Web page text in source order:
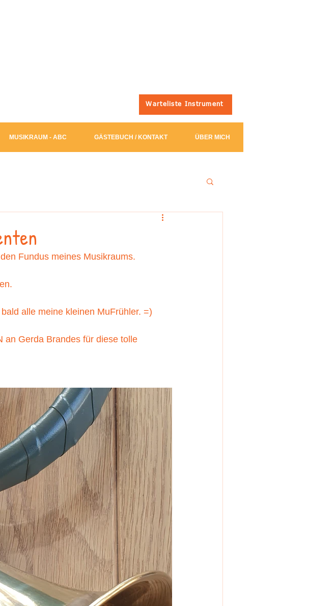
Warteliste Instrument
MUSIKRAUM - ABC GÄSTEBUCH / KONTAKT ÜBER MICH
Fundus meines Musikraums.
alle meine kleinen MuFrühler. =)
an Gerda Brandes für diese tolle